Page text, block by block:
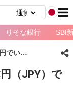
りそな銀行 SBI
900カナダドル日本円でいくら？
（JPY）で